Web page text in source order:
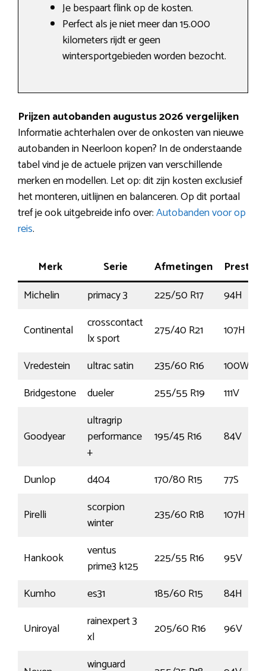
Je bespaart flink op de kosten.
Perfect als je niet meer dan 15.000
kilometers rijdt er geen
wintersportgebieden worden bezocht.
Prijzen autobanden augustus 2026 vergelijken
Informatie achterhalen over de onkosten van nieuwe
autobanden in Neerloon kopen? In de onderstaande
tabel vind je de actuele prijzen van verschillende
merken en modellen. Let op: dit zijn kosten exclusief
het monteren, uitlijnen en balanceren. Op dit portaal
tref je ook uitgebreide info over:Autobanden voor op
reis.
Merk Serie Afmetingen
Michelin
primacy 3 225/50 R17
94H
Continental
crosscontact
lx sport
275/40 R21
107H
Vredestein
ultrac satin 235/60 R16
100W
Bridgestone
dueler 255/55 R19 111V
Goodyear
ultragrip
performance
+
195/45 R16 84V
Dunlop d404 170/80 R15
77S
Pirelli
scorpion
winter
235/60 R18 107H
Hankook
ventus
prime3 k125
225/55 R16
95V
Kumho
es31 185/60 R15
84H
Uniroyal
rainexpert 3
xl
205/60 R16 96V
winguard